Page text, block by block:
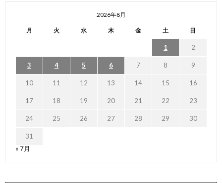
2026年8月
月 火 水 木 金 土 日
1 2
3 4 5 6 7 8 9
10 11 12 13 14 15 16
17 18 19 20 21 22 23
24 25 26 27 28 29 30
31
« 7月